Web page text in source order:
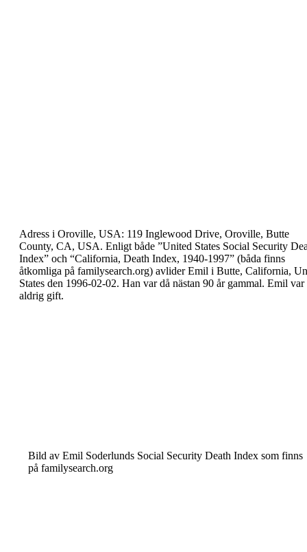
Adress i Oroville, USA: 119 Inglewood Drive, Oroville, Butte
County, CA, USA. Enligt både ”United States Social Security
Index” och “California, Death Index, 1940-1997” (båda finns
åtkomliga på familysearch.org) avlider Emil i Butte, California,
States den 1996-02-02. Han var då nästan 90 år gammal. Emil var
aldrig gift.
Bild av Emil Soderlunds Social Security Death Index som finns
på familysearch.org